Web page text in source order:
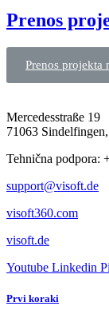
Prenos
Prenos projekta
Mercedesstraße 19
71063
Tehnična podpora:
support@visoft.de
visoft360.com
visoft.de
Youtube Linkedin
Prvi koraki